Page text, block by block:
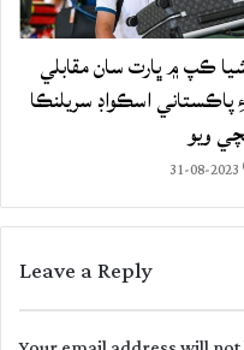
ڪپ ۾ ڀارت سان مقابلي
پاڪستاني اسڪواڊ سريلنڪا
ويو
31-08-2023
Leave a Reply